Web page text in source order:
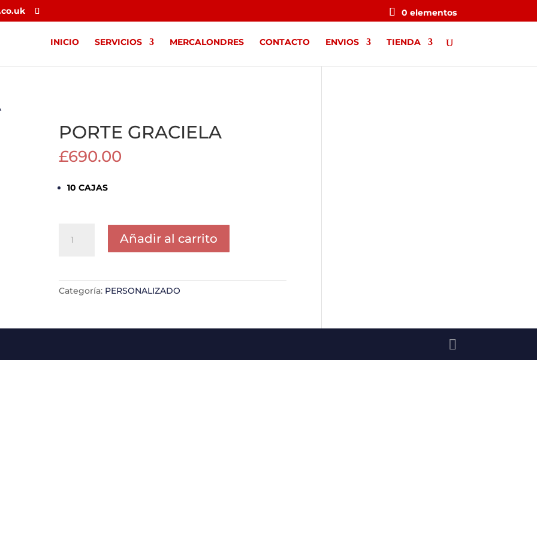
0 elementos
INICIO SERVICIOS MERCALONDRES CONTACTO ENVIOS TIENDA
PORTE GRACIELA
£690.00
10 CAJAS
GRACIELA
Añadir al carrito
Categoría: PERSONALIZADO